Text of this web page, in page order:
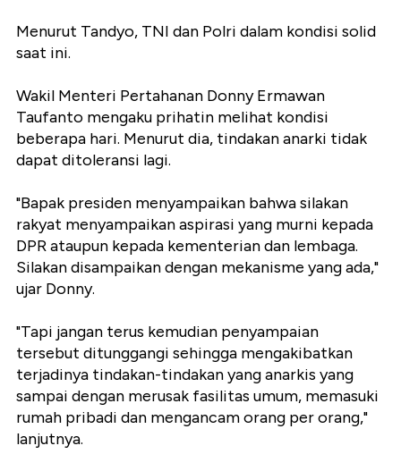
Menurut Tandyo, TNI dan Polri dalam kondisi solid
saat ini.
Wakil Menteri Pertahanan Donny Ermawan
Taufanto mengaku prihatin melihat kondisi
beberapa hari. Menurut dia, tindakan anarki tidak
dapat ditoleransi lagi.
"Bapak presiden menyampaikan bahwa silakan
rakyat menyampaikan aspirasi yang murni kepada
DPR ataupun kepada kementerian dan lembaga.
Silakan disampaikan dengan mekanisme yang ada,"
ujar Donny.
"Tapi jangan terus kemudian penyampaian
tersebut ditunggangi sehingga mengakibatkan
terjadinya tindakan-tindakan yang anarkis yang
sampai dengan merusak fasilitas umum, memasuki
rumah pribadi dan mengancam orang per orang,"
lanjutnya.